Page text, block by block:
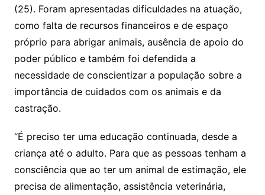
(25). Foram apresentadas dificuldades na atuação,
como falta de recursos financeiros e de espaço
próprio para abrigar animais, ausência de apoio do
poder público e também foi defendida a
necessidade de conscientizar a população sobre a
importância de cuidados com os animais e da
castração.
“É preciso ter uma educação continuada, desde a
criança até o adulto. Para que as pessoas tenham a
consciência que ao ter um animal de estimação, ele
precisa de alimentação, assistência veterinária,